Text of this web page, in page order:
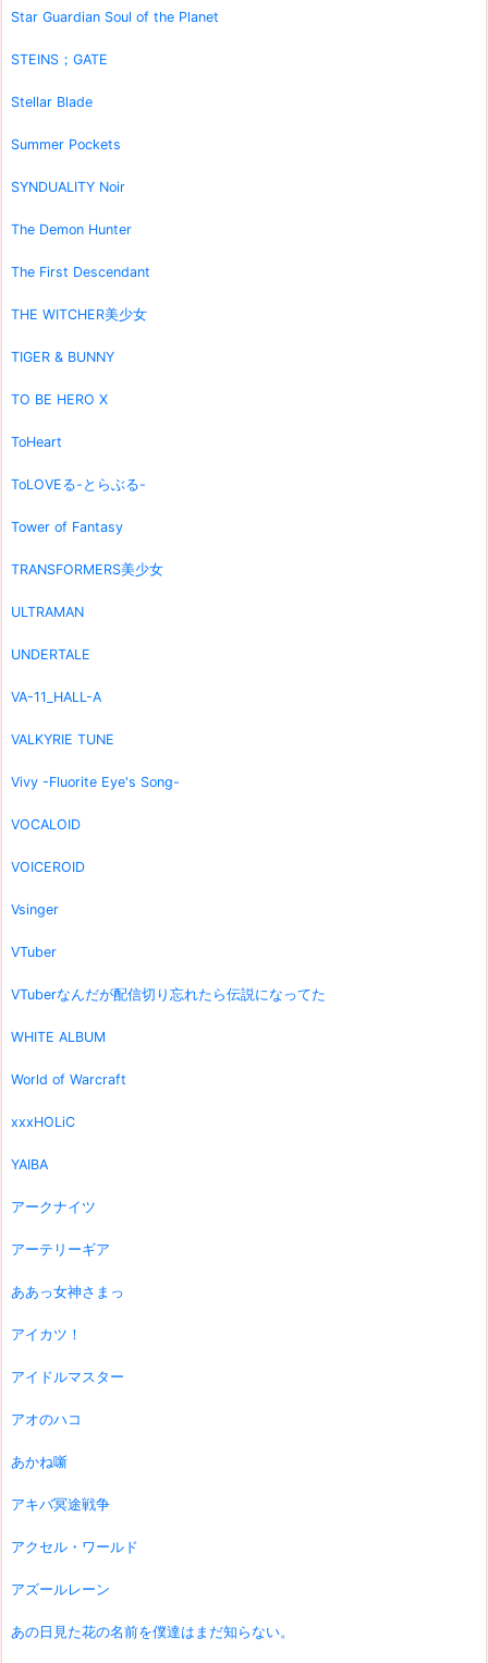
Star Guardian Soul of the Planet
STEINS；GATE
Stellar Blade
Summer Pockets
SYNDUALITY Noir
The Demon Hunter
The First Descendant
THE WITCHER美少女
TIGER & BUNNY
TO BE HERO X
ToHeart
ToLOVEる-とらぶる-
Tower of Fantasy
TRANSFORMERS美少女
ULTRAMAN
UNDERTALE
VA-11_HALL-A
VALKYRIE TUNE
Vivy -Fluorite Eye's Song-
VOCALOID
VOICEROID
Vsinger
VTuber
VTuberなんだが配信切り忘れたら伝説になってた
WHITE ALBUM
World of Warcraft
xxxHOLiC
YAIBA
アークナイツ
アーテリーギア
ああっ女神さまっ
アイカツ！
アイドルマスター
アオのハコ
あかね噺
アキバ冥途戦争
アクセル・ワールド
アズールレーン
あの日見た花の名前を僕達はまだ知らない。